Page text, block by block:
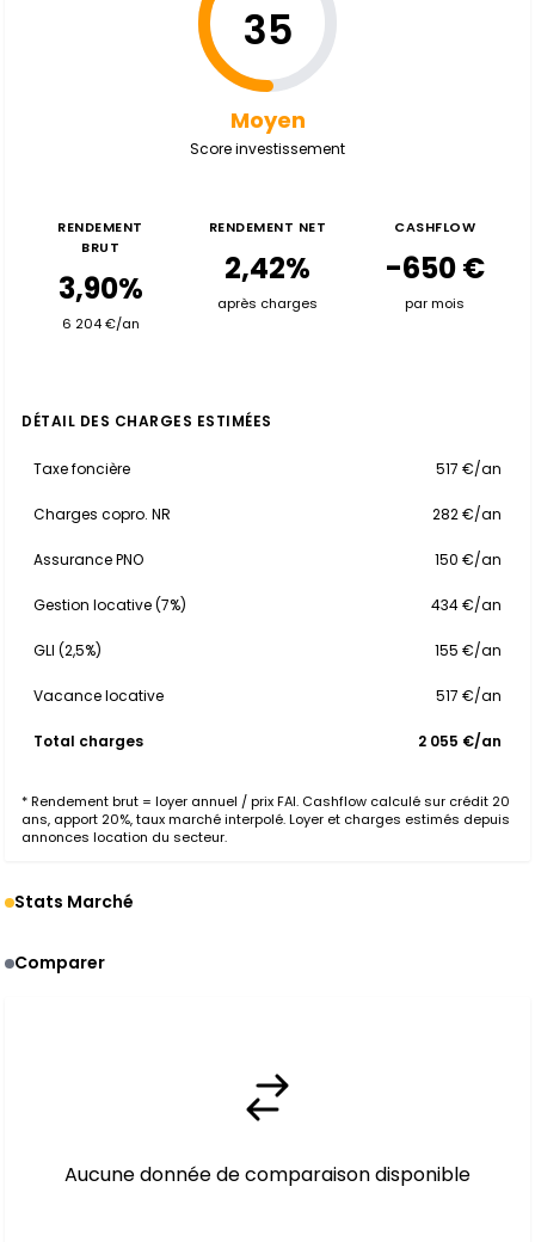
35
Moyen
Score investissement
RENDEMENT
BRUT
3,90%
6 204 €/an
RENDEMENT NET
2,42%
après charges
CASHFLOW
-650 €
par mois
DÉTAIL DES CHARGES ESTIMÉES
Taxe foncière 517 €/an
Charges copro. NR 282 €/an
Assurance PNO 150 €/an
Gestion locative (7%) 434 €/an
GLI (2,5%) 155 €/an
Vacance locative 517 €/an
Total charges 2 055 €/an
* Rendement brut = loyer annuel / prix FAI. Cashflow calculé sur crédit 20
ans, apport 20%, taux marché interpolé. Loyer et charges estimés depuis
annonces location du secteur.
Stats Marché
Comparer
Aucune donnée de comparaison disponible